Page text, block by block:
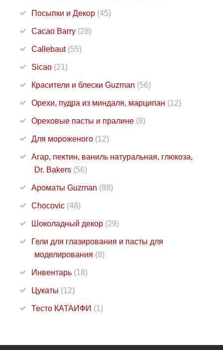
Посыпки и Декор (45)
Cacao Barry (28)
Callebaut (55)
Sicao (21)
Красители и блески Guzman (56)
Орехи, пудра из миндаля, марципан (12)
Ореховые пасты и пралине (8)
Для мороженого (12)
Агар, пектин, ваниль натуральная, глюкоза,
Dr. Bakers (56)
Ароматы Guzman (88)
Chocovic (48)
Шоколадный декор (29)
Гели для глазирования и пасты для
моделирования (8)
Инвентарь (18)
Цукаты (12)
Тесто КАТАИФИ (1)